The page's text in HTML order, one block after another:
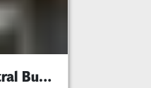
Ruko Nol Raya Merr Central Business Park